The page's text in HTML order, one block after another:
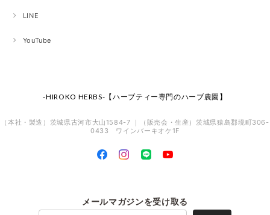
LINE
YouTube
-HIROKO HERBS-【ハーブティー専門のハーブ農園】
（本社・製造）茨城県古河市大山1584-7 ｜（販売会・生産）茨城県猿島郡境町306-
0433 ワインバーキオケ1F
メールマガジンを受け取る